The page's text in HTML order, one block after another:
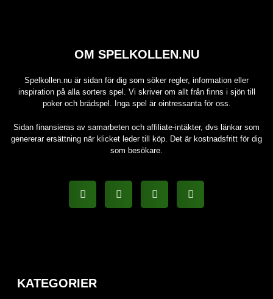
OM SPELKOLLEN.NU
Spelkollen.nu är sidan för dig som söker regler, information eller
inspiration på alla sorters spel. Vi skriver om allt från finns i sjön till
poker och brädspel. Inga spel är ointressanta för oss.
Sidan finansieras av samarbeten och affiliate-intäkter, dvs länkar som
genererar ersättning när klicket leder till köp. Det är kostnadsfritt för dig
som besökare.
KATEGORIER